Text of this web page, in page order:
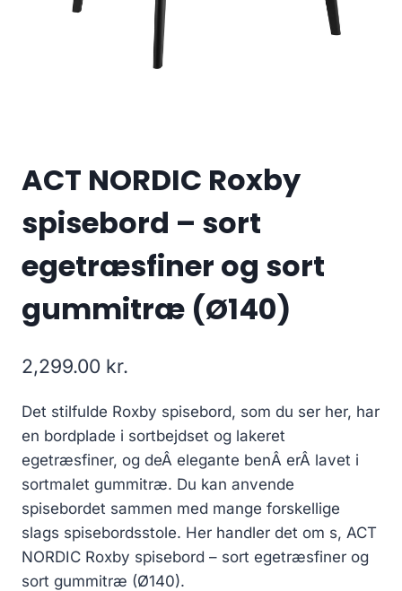
ACT NORDIC Roxby
spisebord – sort
egetræsfiner og sort
gummitræ (Ø140)
2,299.00 kr.
Det stilfulde Roxby spisebord, som du ser her, har
en bordplade i sortbejdset og lakeret
egetræsfiner, og deÂ elegante benÂ erÂ lavet i
sortmalet gummitræ. Du kan anvende
spisebordet sammen med mange forskellige
slags spisebordsstole. Her handler det om s, ACT
NORDIC Roxby spisebord – sort egetræsfiner og
sort gummitræ (Ø140).